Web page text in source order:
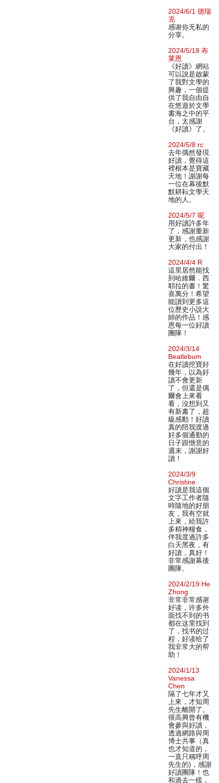
2024/6/1 德瑞
克
感谢你无私的
分享。
2024/5/18 布
莱恩
《好讀》網站
可以說是啟蒙
了我對文學的
興趣，一個提
供了我自由自
在悠遊於文學
書海之中的平
台，太感謝
《好讀》了。
2024/5/8 rc
去年偶然發現
好讀，覺得這
裡根本是寶藏
天地！謝謝每
一位在幕後默
默耕耘文學天
地的人。
2024/5/7 呢
用好讀許多年
了，感謝重新
更新，也感謝
大家的付出！
2024/4/4 R
這里居然能找
到哈維爾．西
耶拉的書！驚
喜萬分！希望
能讀到更多這
位歷史小說大
師的作品！感
恩每一位好讀
團隊！
2024/3/14
Beatlebum
在好讀挖寶好
幾年，以為好
讀不會更新
了，但還是偶
爾會上來看
看，沒想到又
有新書了，超
級感動！好讀
真的陪我渡過
好多個通勤的
日子跟愜意的
週末，謝謝好
讀！
2024/3/9
Christine
好讀是我這個
文字工作者隨
時隨地的好朋
友，我有空就
上來，給我許
多精神糧食，
伴我度過許多
白天黑夜，有
好讀，真好！
非常感謝幕後
團隊。
2024/2/19 He
Zhong
非常非常感谢
好读，许多外
面找不到的书
都在这里找到
了，找书的过
程，好读给了
我非常大的帮
助！
2024/1/13
Vanessa
Chen
隔了七年才又
上來，才知周
先生離開了。
很高興曾有機
會參與好讀，
透過網路與周
博士共事（真
也才知道的，
一直只稱呼周
先生的)，感謝
好讀團隊！也
和過去一樣，